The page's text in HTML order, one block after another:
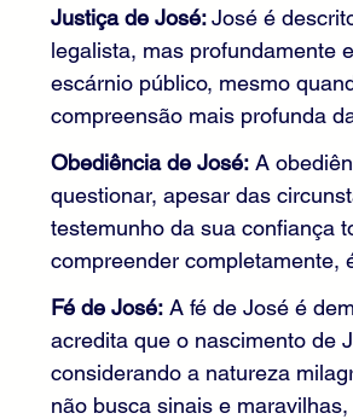
Justiça de José: José é
legalista, mas profundamente
escárnio público, mesmo
compreensão mais profunda
Obediência de José: A
questionar, apesar das
testemunho da sua confiança
compreender completamente,
Fé de José: A fé de José é
acredita que o nascimento de
considerando a natureza
não busca sinais e